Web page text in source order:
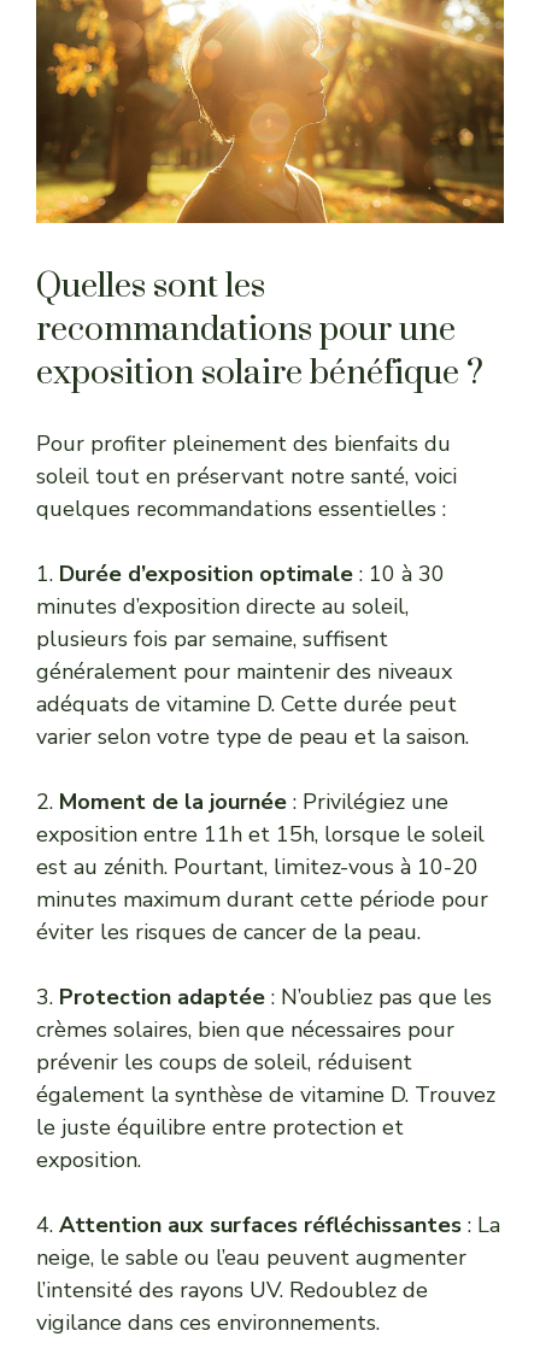
Quelles sont les
recommandations pour une
exposition solaire bénéfique ?
Pour profiter pleinement des bienfaits du
soleil tout en préservant notre santé, voici
quelques recommandations essentielles :
1. Durée d’exposition optimale : 10 à 30
minutes d’exposition directe au soleil,
plusieurs fois par semaine, suffisent
généralement pour maintenir des niveaux
adéquats de vitamine D. Cette durée peut
varier selon votre type de peau et la saison.
2. Moment de la journée : Privilégiez une
exposition entre 11h et 15h, lorsque le soleil
est au zénith. Pourtant, limitez-vous à 10-20
minutes maximum durant cette période pour
éviter les risques de cancer de la peau.
3. Protection adaptée : N’oubliez pas que les
crèmes solaires, bien que nécessaires pour
prévenir les coups de soleil, réduisent
également la synthèse de vitamine D. Trouvez
le juste équilibre entre protection et
exposition.
4. Attention aux surfaces réfléchissantes : La
neige, le sable ou l’eau peuvent augmenter
l’intensité des rayons UV. Redoublez de
vigilance dans ces environnements.